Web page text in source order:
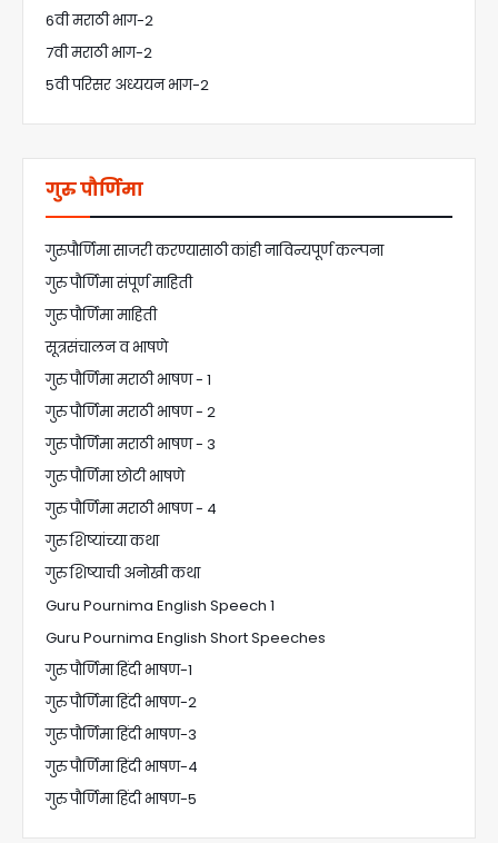
6वी मराठी भाग-2
7वी मराठी भाग-2
5वी परिसर अध्ययन भाग-2
गुरु पौर्णिमा
गुरुपौर्णिमा साजरी करण्यासाठी कांही नाविन्यपूर्ण कल्पना
गुरु पौर्णिमा संपूर्ण माहिती
गुरु पौर्णिमा माहिती
सूत्रसंचालन व भाषणे
गुरु पौर्णिमा मराठी भाषण - 1
गुरु पौर्णिमा मराठी भाषण - 2
गुरु पौर्णिमा मराठी भाषण - 3
गुरु पौर्णिमा छोटी भाषणे
गुरु पौर्णिमा मराठी भाषण - 4
गुरु शिष्यांच्या कथा
गुरु शिष्याची अनोखी कथा
Guru Pournima English Speech 1
Guru Pournima English Short Speeches
गुरु पौर्णिमा हिंदी भाषण-1
गुरु पौर्णिमा हिंदी भाषण-2
गुरु पौर्णिमा हिंदी भाषण-3
गुरु पौर्णिमा हिंदी भाषण-4
गुरु पौर्णिमा हिंदी भाषण-5